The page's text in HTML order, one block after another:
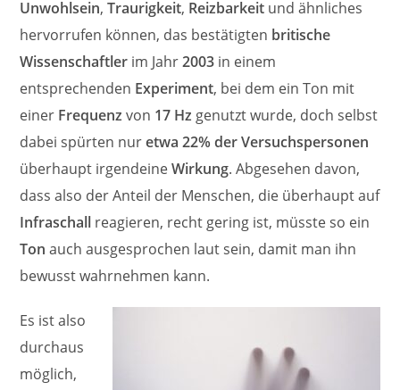
Unwohlsein,Traurigkeit, Reizbarkeit und ähnliches
hervorrufen können, das bestätigten britische
Wissenschaftler im Jahr2003 in einem
entsprechenden Experiment, bei dem ein Ton mit
einer Frequenz von 17 Hz genutzt wurde, doch selbst
dabei spürten nuretwa 22% der Versuchspersonen
überhaupt irgendeineWirkung. Abgesehen davon,
dass also der Anteil der Menschen, die überhaupt auf
Infraschall reagieren, recht gering ist, müsste so ein
Ton auch ausgesprochen laut sein, damit man ihn
bewusst wahrnehmen kann.
Es ist also
durchaus
möglich,